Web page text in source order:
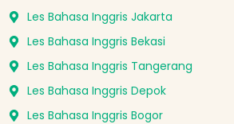
Les Bahasa Inggris Jakarta
Les Bahasa Inggris Bekasi
Les Bahasa Inggris Tangerang
Les Bahasa Inggris Depok
Les Bahasa Inggris Bogor